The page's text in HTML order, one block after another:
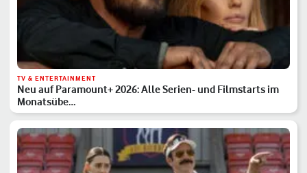
TV & ENTERTAINMENT
Neu auf Paramount+ 2026: Alle Serien- und Filmstarts im
Monatsübe…